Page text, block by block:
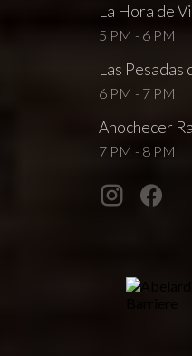
La Hora de
5 PM - 6 PM
Las Pesadas
6 PM - 7 PM
Anochecer
7 PM - 8 PM